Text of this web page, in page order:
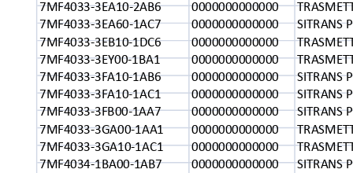
7MF4033-3EA10-2AB6
0000000000000
7MF4033-3EA60-1AC7
0000000000000
SITRANS
7MF4033-3EB10-1DC6
0000000000000
7MF4033-3EY00-1BA1
0000000000000
7MF4033-3FA10-1AB6
0000000000000
SITRANS
7MF4033-3FA10-1AC1
0000000000000
SITRANS
7MF4033-3FB00-1AA7
0000000000000
SITRANS
7MF4033-3GA00-1AA1
0000000000000
7MF4033-3GA10-1AC1
0000000000000
7MF4034-1BA00-1AB7
0000000000000
SITRANS